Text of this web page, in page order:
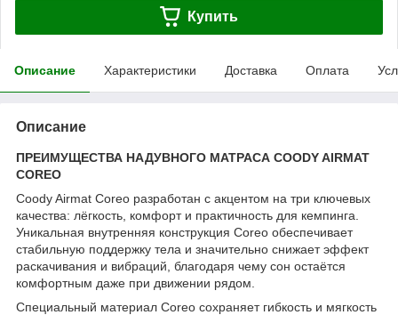
Купить
Описание Характеристики Доставка Оплата
Описание
ПРЕИМУЩЕСТВА НАДУВНОГО МАТРАСА COODY AIRMAT
COREO
Coody Airmat Coreo разработан с акцентом на три ключевых
качества: лёгкость, комфорт и практичность для кемпинга.
Уникальная внутренняя конструкция Coreo обеспечивает
стабильную поддержку тела и значительно снижает эффект
раскачивания и вибраций, благодаря чему сон остаётся
комфортным даже при движении рядом.
Специальный материал Coreo сохраняет гибкость и мягкость